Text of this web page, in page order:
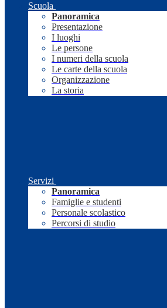
Scuola
Panoramica
Presentazione
I luoghi
Le persone
I numeri della scuola
Le carte della scuola
Organizzazione
La storia
Servizi
Panoramica
Famiglie e studenti
Personale scolastico
Percorsi di studio